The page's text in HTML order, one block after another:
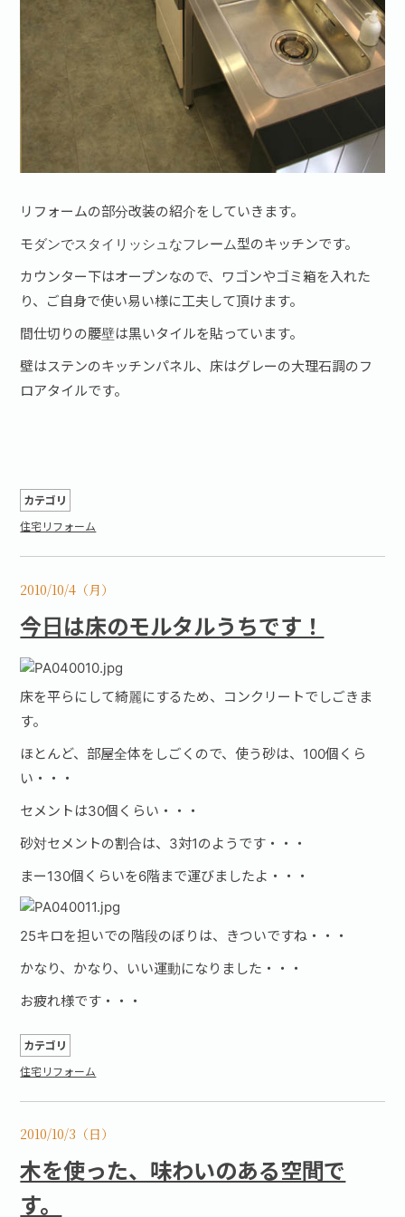
リフォームの部分改装の紹介をしていきます。
モダンでスタイリッシュなフレーム型のキッチンです。
カウンター下はオープンなので、ワゴンやゴミ箱を入れた
り、ご自身で使い易い様に工夫して頂けます。
間仕切りの腰壁は黒いタイルを貼っています。
壁はステンのキッチンパネル、床はグレーの大理石調のフ
ロアタイルです。
カテゴリ
住宅リフォーム
2010/10/4（月）
今日は床のモルタルうちです！
床を平らにして綺麗にするため、コンクリートでしごきま
す。
ほとんど、部屋全体をしごくので、使う砂は、100個くら
い・・・
セメントは30個くらい・・・
砂対セメントの割合は、3対1のようです・・・
まー130個くらいを6階まで運びましたよ・・・
25キロを担いでの階段のぼりは、きついですね・・・
かなり、かなり、いい運動になりました・・・
お疲れ様です・・・
カテゴリ
住宅リフォーム
2010/10/3（日）
木を使った、味わいのある空間で
す。